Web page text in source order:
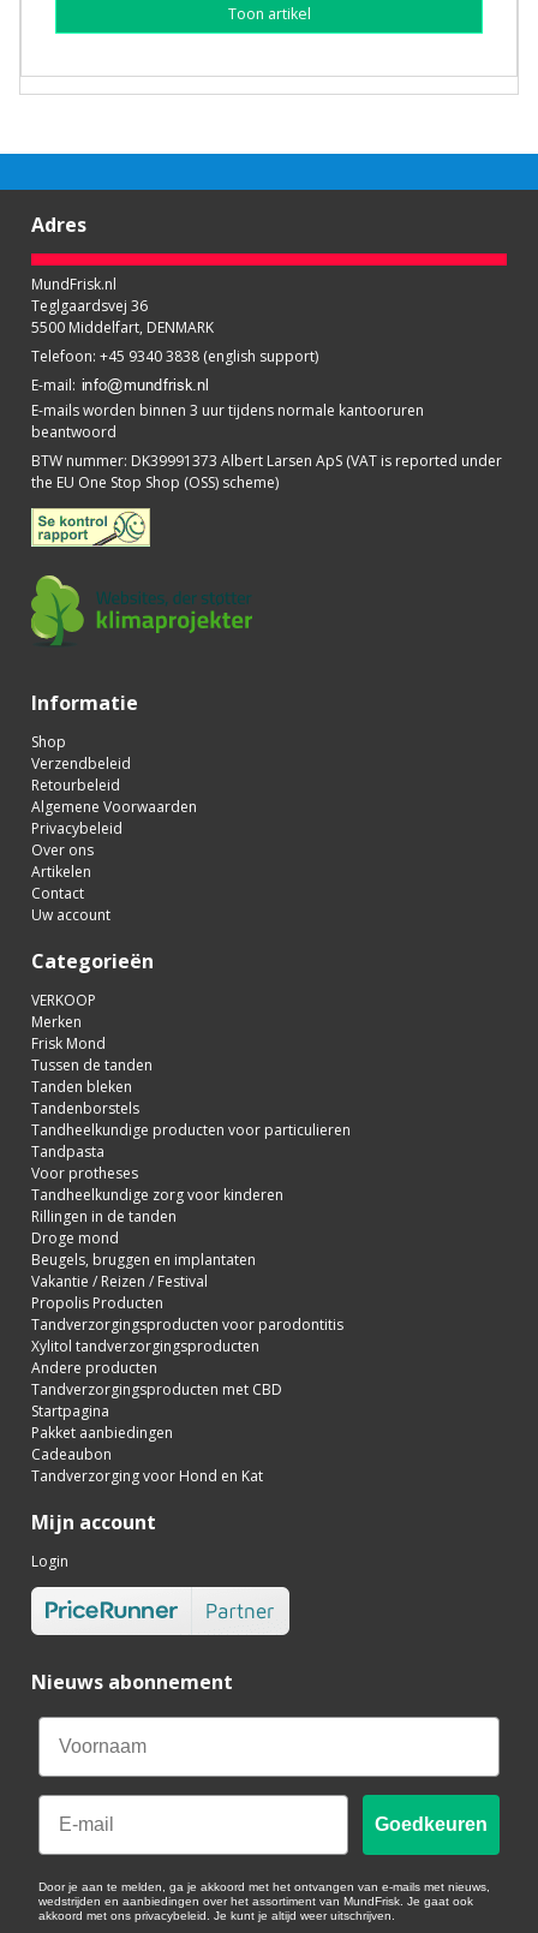
Toon artikel
Adres
MundFrisk.nl
Teglgaardsvej 36
5500 Middelfart, DENMARK
Telefoon: +45 9340 3838 (english support)
E-mail:
E-mails worden binnen 3 uur tijdens normale kantooruren
beantwoord
BTW nummer: DK39991373 Albert Larsen ApS (VAT is reported under
the EU One Stop Shop (OSS) scheme)
Informatie
Shop
Verzendbeleid
Retourbeleid
Algemene Voorwaarden
Privacybeleid
Over ons
Artikelen
Contact
Uw account
Categorieën
VERKOOP
Merken
Frisk Mond
Tussen de tanden
Tanden bleken
Tandenborstels
Tandheelkundige producten voor particulieren
Tandpasta
Voor protheses
Tandheelkundige zorg voor kinderen
Rillingen in de tanden
Droge mond
Beugels, bruggen en implantaten
Vakantie / Reizen / Festival
Propolis Producten
Tandverzorgingsproducten voor parodontitis
Xylitol tandverzorgingsproducten
Andere producten
Tandverzorgingsproducten met CBD
Startpagina
Pakket aanbiedingen
Cadeaubon
Tandverzorging voor Hond en Kat
Mijn account
Login
Nieuws abonnement
Email
Goedkeuren
Door je aan te melden, ga je akkoord met het ontvangen van e-mails met nieuws,
wedstrijden en aanbiedingen over het assortiment van MundFrisk. Je gaat ook
akkoord met ons privacybeleid. Je kunt je altijd weer uitschrijven.